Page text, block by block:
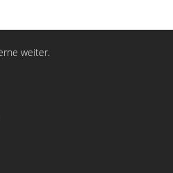
weiter.